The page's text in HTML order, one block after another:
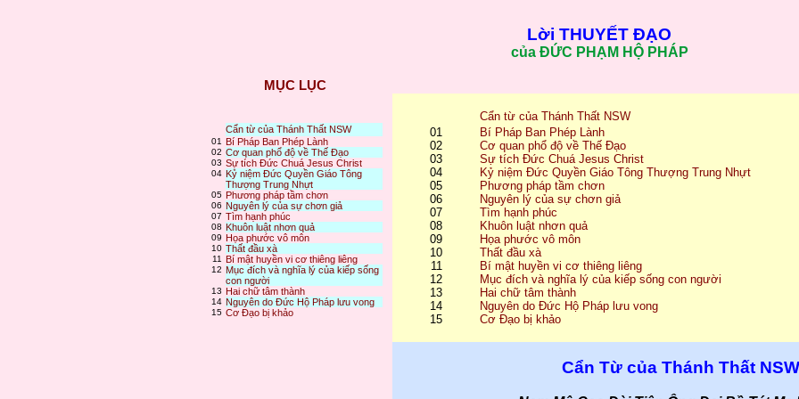
Lời THUYẾT ĐẠO
của ĐỨC PHẠM HỘ PHÁP
MỤC LỤC
Cẩn từ của Thánh Thất NSW
01 Bí Pháp Ban Phép Lành
02 Cơ quan phổ độ về Thế Đạo
03 Sự tích Đức Chuá Jesus Christ
04 Kỷ niệm Đức Quyền Giáo Tông
Thượng Trung Nhựt
05 Phương pháp tầm chơn
06 Nguyên lý của sự chơn giả
07 Tìm hạnh phúc
08 Khuôn luật nhơn quả
09 Họa phước vô môn
10 Thất đầu xà
11 Bí mật huyền vi cơ thiêng liêng
12 Mục đích và nghĩa lý của kiếp sống
con người
13 Hai chữ tâm thành
14 Nguyên do Đức Hộ Pháp lưu vong
15 Cơ Đạo bị khảo
Cẩn từ của Thánh Thất NSW
01
Bí Pháp Ban Phép Lành
02
Cơ quan phổ độ về Thế Đạo
03
Sự tích Đức Chuá Jesus Christ
04
Kỷ niệm Đức Quyền Giáo Tông Thượng Trung Nhựt
05
Phương pháp tầm chơn
06
Nguyên lý của sự chơn giả
07
Tìm hạnh phúc
08
Khuôn luật nhơn quả
09
Họa phước vô môn
10
Thất đầu xà
11
Bí mật huyền vi cơ thiêng liêng
12
Mục đích và nghĩa lý của kiếp sống con người
13
Hai chữ tâm thành
14
Nguyên do Đức Hộ Pháp lưu vong
15
Cơ Đạo bị khảo
Cẩn Từ của Thánh Thất NSW